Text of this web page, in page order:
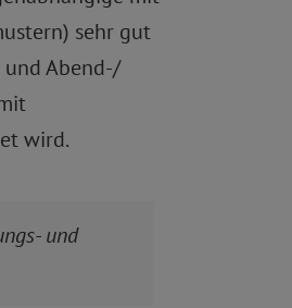
sehr gut
Abend-/
wird.
und